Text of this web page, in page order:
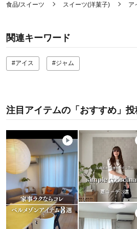
食品/スイーツ スイーツ(洋菓子) ア
関連キーワード
#アイス #ジャム
注目アイテムの「おすすめ」投